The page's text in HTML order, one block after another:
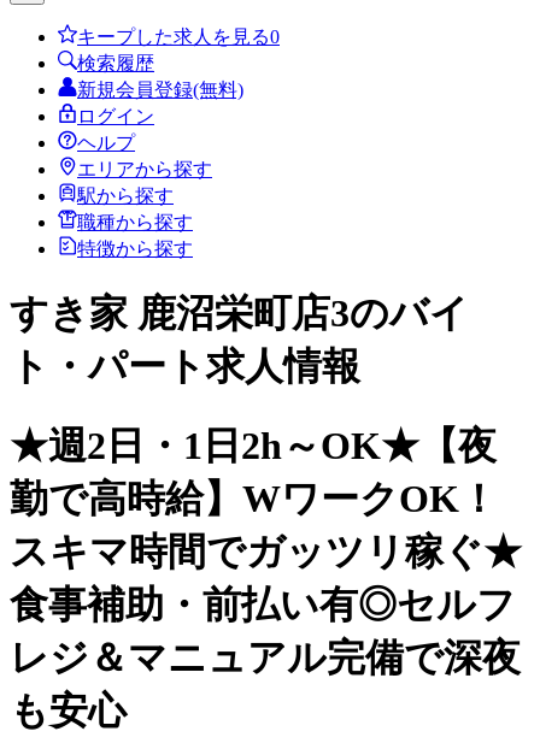
キープした求人を見る0
検索履歴
新規会員登録(無料)
ログイン
ヘルプ
エリアから探す
駅から探す
職種から探す
特徴から探す
すき家 鹿沼栄町店3のバイ
ト・パート求人情報
★週2日・1日2h～OK★【夜
勤で高時給】WワークOK！
スキマ時間でガッツリ稼ぐ★
食事補助・前払い有◎セルフ
レジ＆マニュアル完備で深夜
も安心